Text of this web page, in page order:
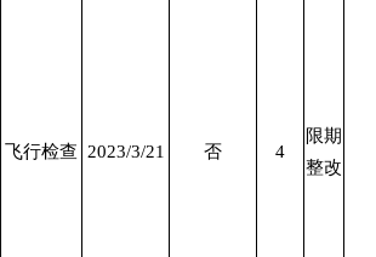
飞行检查 2023/3/21 否 4
限期
整改